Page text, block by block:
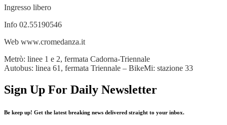
Ingresso libero
Info 02.55190546
Web www.cromedanza.it
Metrò: linee 1 e 2, fermata Cadorna-Triennale
Autobus: linea 61, fermata Triennale – BikeMi: stazione 33
Sign Up For Daily Newsletter
Be keep up! Get the latest breaking news delivered straight to your inbox.